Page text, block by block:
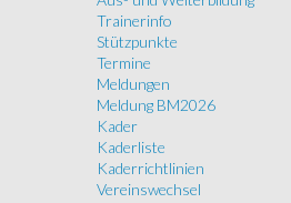
Trainerinfo
Stützpunkte
Termine
Meldungen
Meldung BM2026
Kader
Kaderliste
Kaderrichtlinien
Vereinswechsel